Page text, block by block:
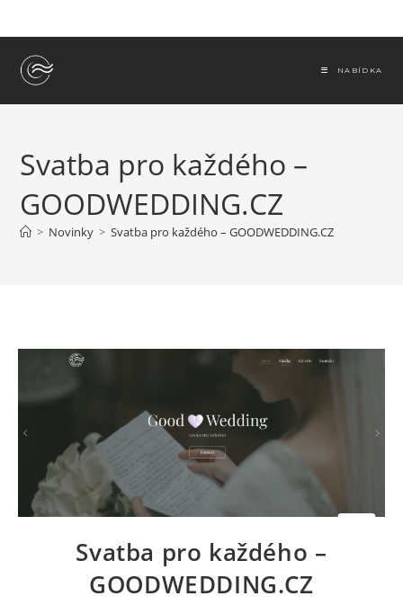
k
obsahu
NABÍDKA
Svatba pro každého –
GOODWEDDING.CZ
> Novinky > Svatba pro každého – GOODWEDDING.CZ
Svatba pro každého –
GOODWEDDING.CZ